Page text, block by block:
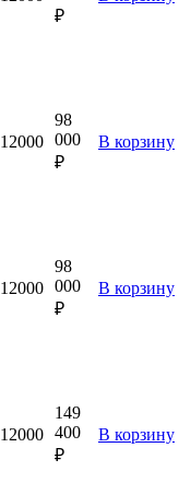
₽
12000
98
000
₽
В корзину
12000
98
000
₽
В корзину
12000
149
400
₽
В корзину